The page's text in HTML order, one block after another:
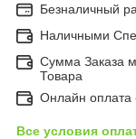
Безналичный
Наличными
Сумма Заказа
Товара
Онлайн оплата
Все условия